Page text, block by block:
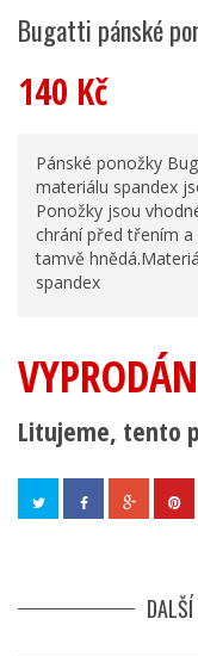
Bugatti pánské
140 Kč
Pánské ponožky
materiálu spandex
Ponožky jsou
chrání před třením
tamvě
spandex
Litujeme, tento